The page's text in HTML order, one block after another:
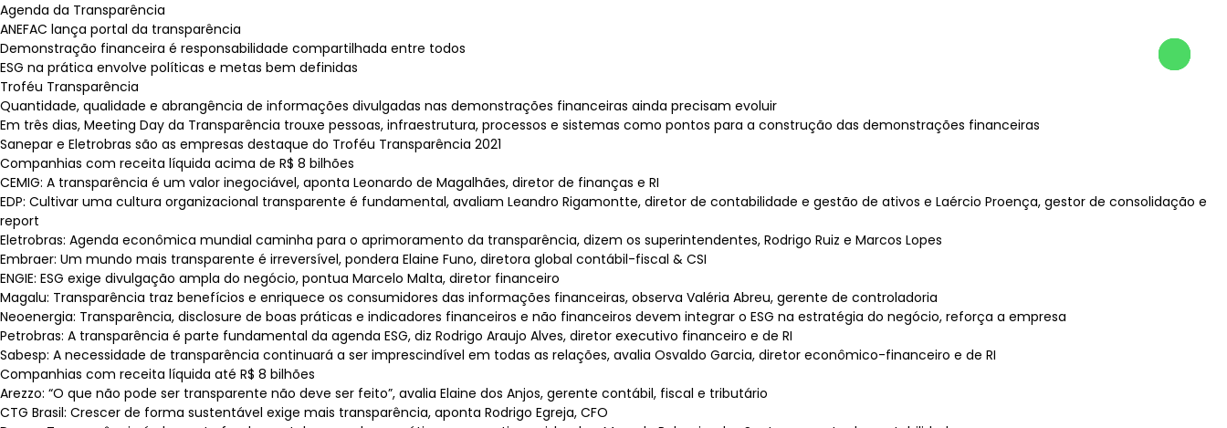
Agenda da Transparência
ANEFAC lança portal da transparência
Demonstração financeira é responsabilidade compartilhada entre todos
ESG na prática envolve políticas e metas bem definidas
Troféu Transparência
Quantidade, qualidade e abrangência de informações divulgadas nas demonstrações financeiras ainda precisam evoluir
Em três dias, Meeting Day da Transparência trouxe pessoas, infraestrutura, processos e sistemas como pontos para a construção das demonstrações financeiras
Sanepar e Eletrobras são as empresas destaque do Troféu Transparência 2021
Companhias com receita líquida acima de R$ 8 bilhões
CEMIG: A transparência é um valor inegociável, aponta Leonardo de Magalhães, diretor de finanças e RI
EDP: Cultivar uma cultura organizacional transparente é fundamental, avaliam Leandro Rigamontte, diretor de contabilidade e gestão de ativos e Laércio Proença, gestor de consolidação e
report
Eletrobras: Agenda econômica mundial caminha para o aprimoramento da transparência, dizem os superintendentes, Rodrigo Ruiz e Marcos Lopes
Embraer: Um mundo mais transparente é irreversível, pondera Elaine Funo, diretora global contábil-fiscal & CSI
ENGIE: ESG exige divulgação ampla do negócio, pontua Marcelo Malta, diretor financeiro
Magalu: Transparência traz benefícios e enriquece os consumidores das informações financeiras, observa Valéria Abreu, gerente de controladoria
Neoenergia: Transparência, disclosure de boas práticas e indicadores financeiros e não financeiros devem integrar o ESG na estratégia do negócio, reforça a empresa
Petrobras: A transparência é parte fundamental da agenda ESG, diz Rodrigo Araujo Alves, diretor executivo financeiro e de RI
Sabesp: A necessidade de transparência continuará a ser imprescindível em todas as relações, avalia Osvaldo Garcia, diretor econômico-financeiro e de RI
Companhias com receita líquida até R$ 8 bilhões
Arezzo: “O que não pode ser transparente não deve ser feito”, avalia Elaine dos Anjos, gerente contábil, fiscal e tributário
CTG Brasil: Crescer de forma sustentável exige mais transparência, aponta Rodrigo Egreja, CFO